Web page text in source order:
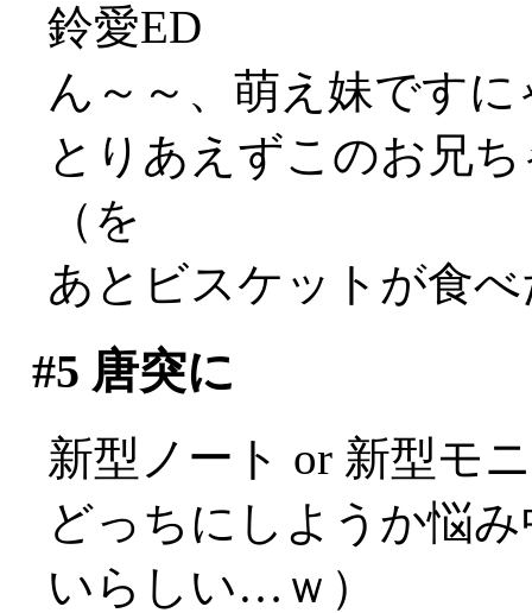
鈴愛ED
ん～～、萌え妹です
とりあえずこのお兄
（を
あとビスケットが食
#5 唐突に
新型ノート or 新型モ
どっちにしようか悩
いらしい…ｗ）